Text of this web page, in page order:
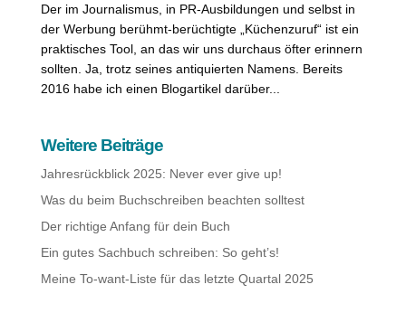
Der im Journalismus, in PR-Ausbildungen und selbst in
der Werbung berühmt-berüchtigte „Küchenzuruf“ ist ein
praktisches Tool, an das wir uns durchaus öfter erinnern
sollten. Ja, trotz seines antiquierten Namens. Bereits
2016 habe ich einen Blogartikel darüber...
Weitere Beiträge
Jahresrückblick 2025: Never ever give up!
Was du beim Buchschreiben beachten solltest
Der richtige Anfang für dein Buch
Ein gutes Sachbuch schreiben: So geht’s!
Meine To-want-Liste für das letzte Quartal 2025